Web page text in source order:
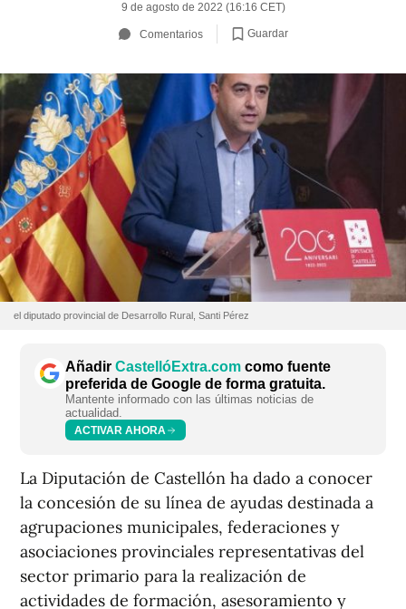
9 de agosto de 2022 (16:16 CET)
Comentarios Guardar
el diputado provincial de Desarrollo Rural, Santi Pérez
Añadir CastellóExtra.com como fuente
preferida de Google de forma gratuita.
Mantente informado con las últimas noticias de
actualidad.
ACTIVAR AHORA
La Diputación de Castellón ha dado a conocer
la concesión de su línea de ayudas destinada a
agrupaciones municipales, federaciones y
asociaciones provinciales representativas del
sector primario para la realización de
actividades de formación, asesoramiento y